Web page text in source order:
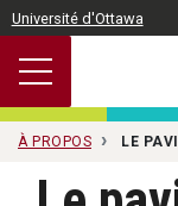
Passer au contenu
Université d'Ottawa
À PROPOS LE